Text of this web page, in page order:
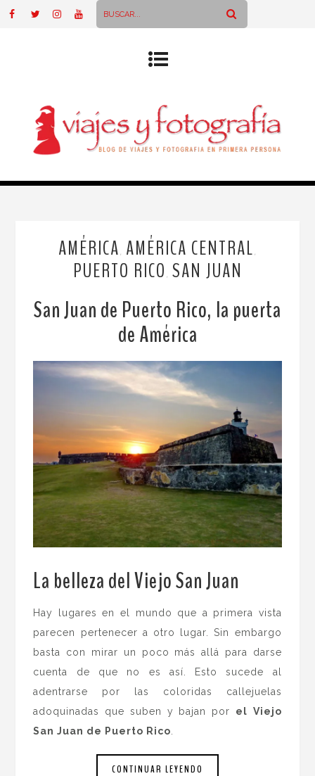
AMÉRICA AMÉRICA CENTRAL
PUERTO RICO SAN JUAN
San Juan de Puerto Rico, la puerta
de América
La belleza del Viejo San Juan
Hay lugares en el mundo que a primera vista
parecen pertenecer a otro lugar. Sin embargo
basta con mirar un poco más allá para darse
cuenta de que no es así. Esto sucede al
adentrarse por las coloridas callejuelas
adoquinadas que suben y bajan por el Viejo
San Juan de Puerto Rico
CONTINUAR LEYENDO